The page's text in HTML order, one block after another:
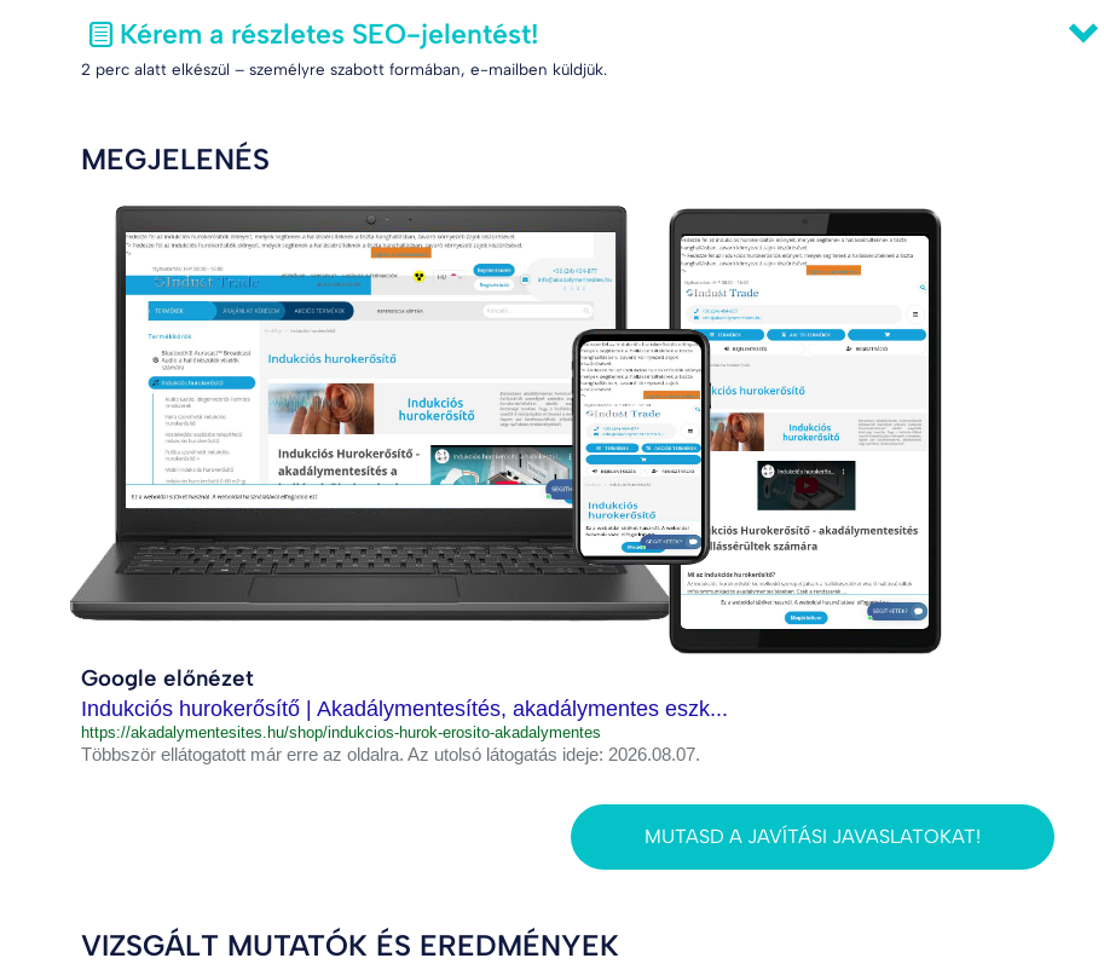
Kérem a részletes SEO-jelentést!
2 perc alatt elkészül – személyre szabott formában, e-mailben küldjük.
MEGJELENÉS
Google előnézet
Indukciós hurokerősítő | Akadálymentesítés, akadálymentes eszk...
https://akadalymentesites.hu/shop/indukcios-hurok-erosito-akadalymentes
Többször ellátogatott már erre az oldalra. Az utolsó látogatás ideje: 2026.08.07.
MUTASD A JAVÍTÁSI JAVASLATOKAT!
VIZSGÁLT MUTATÓK ÉS EREDMÉNYEK